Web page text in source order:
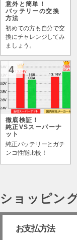
意外と簡単！
バッテリーの交換
方法
初めての方も自分で交
換にチャレンジしてみ
ましょう。
4
徹底検証！
純正VSスーパーナ
ット
純正バッテリーとガチ
ンコ性能比較！
ショッピン
お支払方法